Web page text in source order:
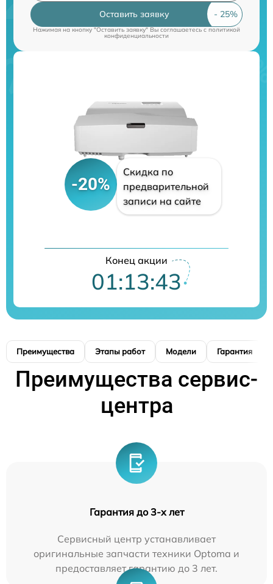
Оставить заявку
Нажимая на кнопку "Оставить заявку" Вы соглашаетесь cполитикой
конфиденциальности
-20%
Скидка по
предварительной
записи на сайте
Конец акции
01:13:42
Преимущества Этапы работ Модели Гарантия
Преимущества сервис-
центра
Гарантия до 3-х лет
Сервисный центр устанавливает
оригинальные запчасти техники Optoma и
предоставляет гарантию до 3 лет.